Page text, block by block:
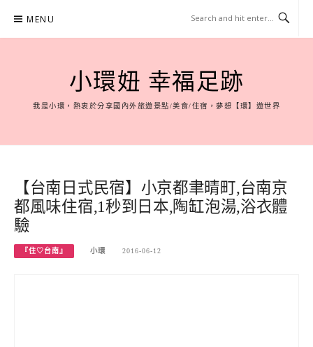
content
MENU
小環妞 幸福足跡
我是小環，熱衷於分享國內外旅遊景點/美食/住宿，夢想【環】遊世界
【台南日式民宿】小京都聿晴町,台南京
都風味住宿,1秒到日本,陶缸泡湯,浴衣體
驗
『住♡台南』 小環 2016-06-12